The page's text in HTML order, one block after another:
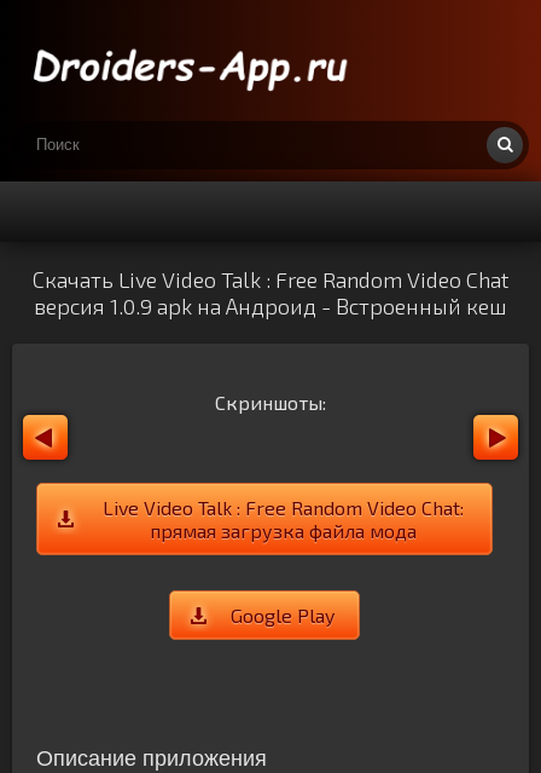
Скачать Live Video Talk : Free Random Video Chat
версия 1.0.9 apk на Андроид - Встроенный кеш
Скриншоты:
Live Video Talk : Free Random Video Chat:
прямая загрузка файла мода
Google Play
Описание приложения